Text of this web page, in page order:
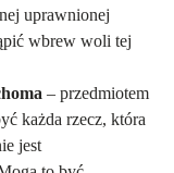
uprawnionej
wbrew woli tej
– przedmiotem
każda rzecz, która
jest